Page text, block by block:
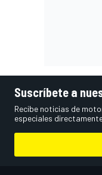
Suscríbete a
Recibe noticias de
especiales